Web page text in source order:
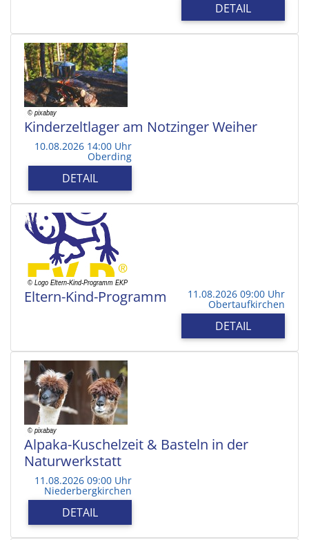
DETAIL
Kinderzeltlager am Notzinger Weiher
10.08.2026 14:00 Uhr
Oberding
DETAIL
Eltern-Kind-Programm 11.08.2026 09:00 Uhr
Obertaufkirchen
DETAIL
Alpaka-Kuschelzeit & Basteln in der
Naturwerkstatt
11.08.2026 09:00 Uhr
Niederbergkirchen
DETAIL